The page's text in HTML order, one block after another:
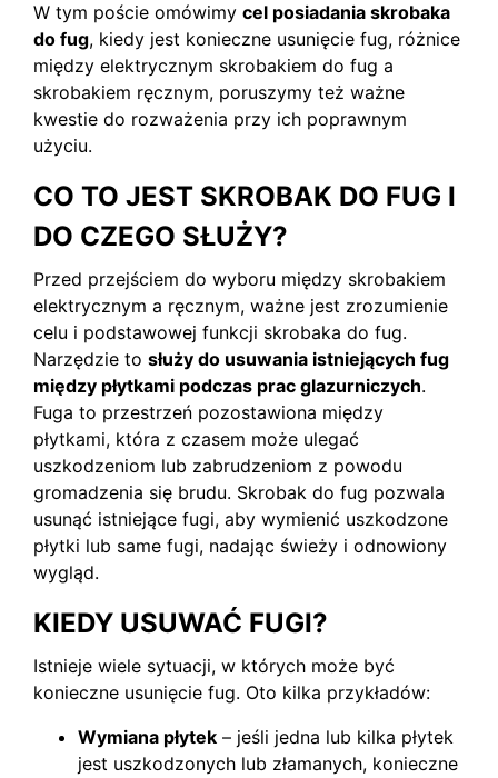
W tym poście omówimy cel posiadania skrobaka
do fug, kiedy jest konieczne usunięcie fug, różnice
między elektrycznym skrobakiem do fug a
skrobakiem ręcznym, poruszymy też ważne
kwestie do rozważenia przy ich poprawnym
użyciu.
CO TO JEST SKROBAK DO FUG I
DO CZEGO SŁUŻY?
Przed przejściem do wyboru między skrobakiem
elektrycznym a ręcznym, ważne jest zrozumienie
celu i podstawowej funkcji skrobaka do fug.
Narzędzie to służy do usuwania istniejących fug
między płytkami podczas prac glazurniczych.
Fuga to przestrzeń pozostawiona między
płytkami, która z czasem może ulegać
uszkodzeniom lub zabrudzeniom z powodu
gromadzenia się brudu. Skrobak do fug pozwala
usunąć istniejące fugi, aby wymienić uszkodzone
płytki lub same fugi, nadając świeży i odnowiony
wygląd.
KIEDY USUWAĆ FUGI?
Istnieje wiele sytuacji, w których może być
konieczne usunięcie fug. Oto kilka przykładów:
Wymiana płytek – jeśli jedna lub kilka płytek
jest uszkodzonych lub złamanych, konieczne